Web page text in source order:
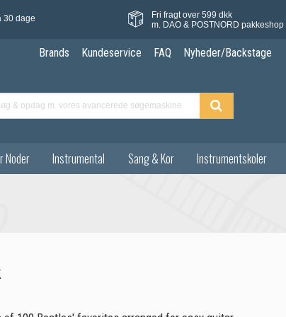
30 dage
Fri fragt over 599 dkk
m. DAO & POSTNORD pakkeshop
Brands Kundeservice FAQ Nyheder/Backstage
Noder Instrumental Sang & Kor Instrumentskoler